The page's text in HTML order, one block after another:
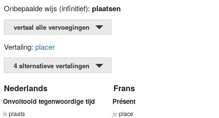
Onbepaalde wijs (infinitief): plaatsen
vertaal alle vervoegingen
Vertaling: placer
4 alternatieve vertalingen
Nederlands Frans
Onvoltooid tegenwoordige tijd
ik plaats
Présent
je place